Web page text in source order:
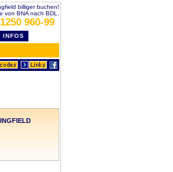
billiger buchen!
von BNA nach BDL.
960-99
INFOS